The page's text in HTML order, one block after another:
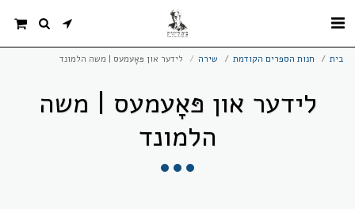
בית חנות הספרים הקודמת שירה לידער און פּאָעמעס | משה הלמונד
לידער און פּאָעמעס | משה
הלמונד